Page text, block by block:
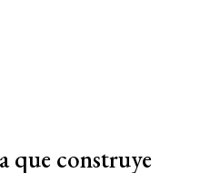
que construye